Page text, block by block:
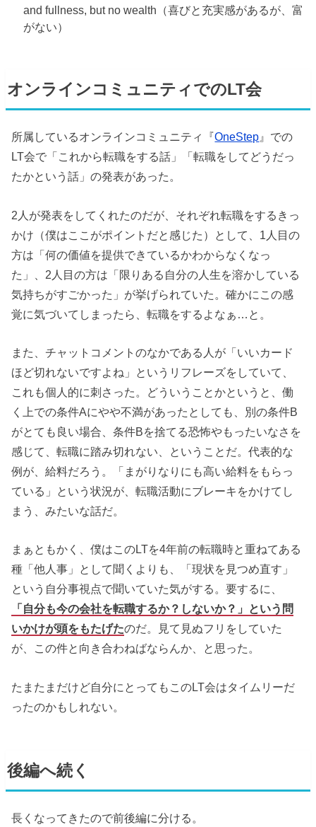
and fullness, but no wealth（喜びと充実感があるが、富
がない）
オンラインコミュニティでのLT会
所属しているオンラインコミュニティ『OneStep 』での
LT会で「これから転職をする話」「転職をしてどうだっ
たかという話」の発表があった。
2人が発表をしてくれたのだが、それぞれ転職をするきっ
かけ（僕はここがポイントだと感じた）として、1人目の
方は「何の価値を提供できているかわからなくなっ
た」、2人目の方は「限りある自分の人生を溶かしている
気持ちがすごかった」が挙げられていた。確かにこの感
覚に気づいてしまったら、転職をするよなぁ…と。
また、チャットコメントのなかである人が「いいカード
ほど切れないですよね」というリフレーズをしていて、
これも個人的に刺さった。どういうことかというと、働
く上での条件Aにやや不満があったとしても、別の条件B
がとても良い場合、条件Bを捨てる恐怖やもったいなさを
感じて、転職に踏み切れない、ということだ。代表的な
例が、給料だろう。「まがりなりにも高い給料をもらっ
ている」という状況が、転職活動にブレーキをかけてし
まう、みたいな話だ。
まぁともかく、僕はこのLTを4年前の転職時と重ねてある
種「他人事」として聞くよりも、「現状を見つめ直す」
という自分事視点で聞いていた気がする。要するに、
「自分も今の会社を転職するか？しないか？」という問
いかけが頭をもたげたのだ。見て見ぬフリをしていた
が、この件と向き合わねばならんか、と思った。
たまたまだけど自分にとってもこのLT会はタイムリーだ
ったのかもしれない。
後編へ続く
長くなってきたので前後編に分ける。